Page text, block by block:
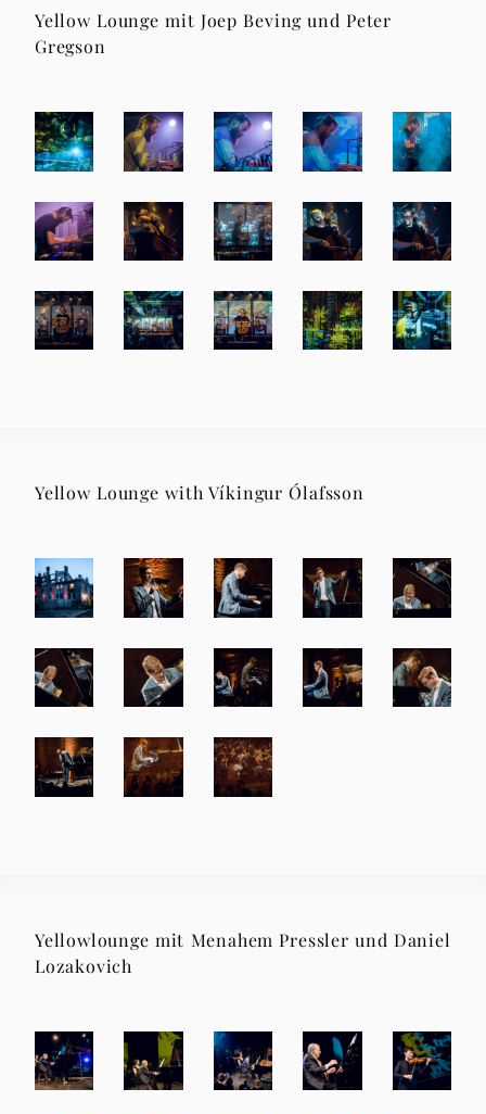
Yellow Lounge mit Joep Beving und Peter
Gregson
Yellow Lounge with Víkingur Ólafsson
Yellowlounge mit Menahem Pressler und Daniel
Lozakovich